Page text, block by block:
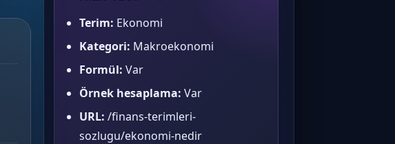
Terim: Ekonomi
Kategori: Makroekonomi
Formül: Var
Örnek hesaplama: Var
URL: /finans-terimleri-
sozlugu/ekonomi-nedir